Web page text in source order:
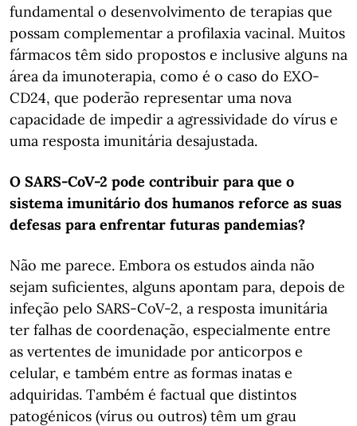
fundamental o desenvolvimento de terapias que
possam complementar a profilaxia vacinal. Muitos
fármacos têm sido propostos e inclusive alguns na
área da imunoterapia, como é o caso do EXO-
CD24, que poderão representar uma nova
capacidade de impedir a agressividade do vírus e
uma resposta imunitária desajustada.
O SARS-CoV-2 pode contribuir para que o
sistema imunitário dos humanos reforce as suas
defesas para enfrentar futuras pandemias?
Não me parece. Embora os estudos ainda não
sejam suficientes, alguns apontam para, depois de
infeção pelo SARS-CoV-2, a resposta imunitária
ter falhas de coordenação, especialmente entre
as vertentes de imunidade por anticorpos e
celular, e também entre as formas inatas e
adquiridas. Também é factual que distintos
patogénicos (vírus ou outros) têm um grau